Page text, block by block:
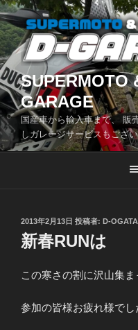
コ
ン
テ
ン
ツ
へ
ス
キ
ッ
SUPERMOTO
GARAGE
国産車から輸入車まで、 販
しガレージサービスもござ
投
稿
日:
2013年2月13日 投稿者: D-OGATA
新春RUNは
この寒さの割に沢山集
参加の皆様お疲れ様でし